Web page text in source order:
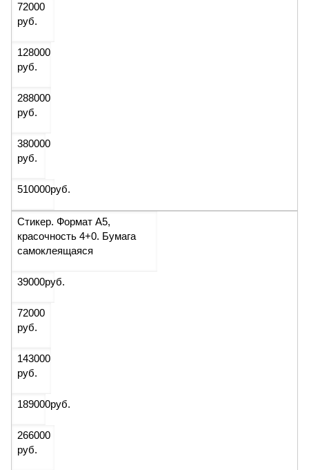
72000
руб.
128000
руб.
288000
руб.
380000
руб.
510000руб.
Стикер. Формат А5,
красочность 4+0. Бумага
самоклеящаяся
39000руб.
72000
руб.
143000
руб.
189000руб.
266000
руб.